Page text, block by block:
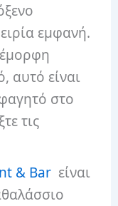
εμφανή.
αυτό είναι
στο
τις
& Bar είναι